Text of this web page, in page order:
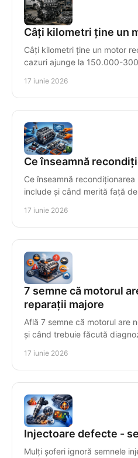
Câți kilometri ține un
Câți kilometri ține un motor
cazuri ajunge la 150.000-
17 iunie 2026
Ce înseamnă
Ce înseamnă
include și când merită față
17 iunie 2026
7 semne că motorul
reparații majore
Află 7 semne că motorul are
și când trebuie făcută
17 iunie 2026
Injectoare defecte -
Mulți șoferi ignoră semnele